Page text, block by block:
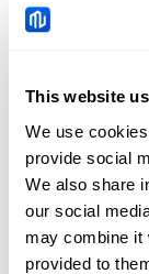
This website
We use
provide social
We also share
our social
may combine it
provided to
EURNOK